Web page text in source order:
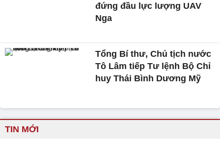
đứng đầu lực lượng UAV
Nga
Tổng Bí thư, Chủ tịch nước
Tô Lâm tiếp Tư lệnh Bộ Chỉ
huy Thái Bình Dương Mỹ
TIN MỚI